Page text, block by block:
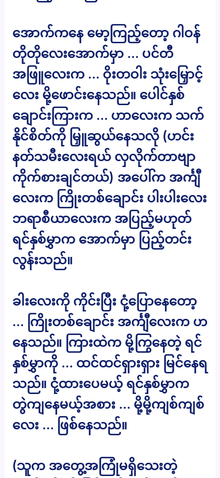
အောက်ကနေ မော့ကြည့်တော့ ဂါဝန်
တိုတိုလေးအောက်မှာ … ပင်တီ
အဖြူလေးက … ဝိုးတဝါး သုံးမြှောင့်
လေး မို့ဖောင်းနေသည်။ ပေါင်နှစ်
ချောင်းကြားက … ဟာလေးက သက်
နိုင်စိတ်ကို မြှူဆွယ်နေသလို (ဟင်း
နတ်သမီးလေးရယ် လှလိုက်တာဗျာ
ကိုက်စားချင်တယ်) အပေါ်က အင်္ကျီ
လေးက ကြိုးတစ်ချောင်း ပါးပါးလေး
ဘရာစီယာလေးက အပြည့်မဟုတ်
ရင်နှစ်မွှာက အောက်မှာ ပြည့်တင်း
လွန်းသည်။
ခါးလေးကို ကိုင်းပြီး ငုံ့ပြောနေတော့
… ကြိုးတစ်ချောင်း အင်္ကျီလေးက ဟ
နေသည်။ ကြားထဲက မို့ကြွနေတဲ့ ရင်
နှစ်မွှာကို … ထင်ထင်ရှားရှား မြင်နေရ
သည်။ ငုံ့ထားပေမယ့် ရင်နှစ်မွှာက
တွဲကျနေမယ့်အစား … မို့မို့ကျစ်ကျစ်
လေး … ဖြစ်နေသည်။
(သူက အတွေ့အကြုံမရှိသေးတဲ့